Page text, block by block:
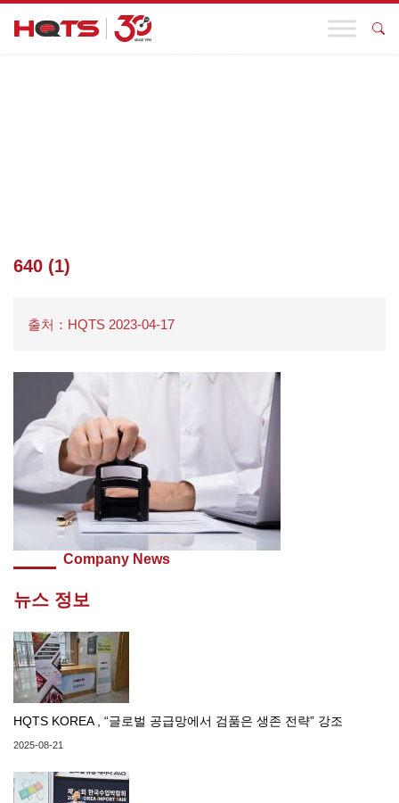
640 (1)
출처：HQTS 2023-04-17
Company News
뉴스 정보
HQTS KOREA , “글로벌 공급망에서 검품은 생존 전략” 강조
2025-08-21